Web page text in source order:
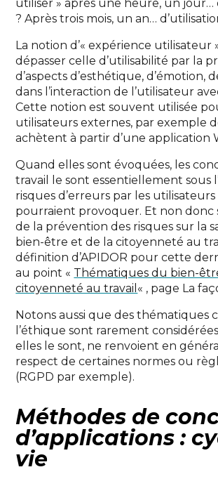
utiliser » après une heure, un jour…
? Après trois mois, un an…
La notion d’« expérience utilisateur
dépasser celle d’utilisabilité par la
d’aspects d’esthétique, d’émotion,
dans l’interaction de l’utilisateur
Cette notion est souvent utilisée
utilisateurs externes, par exemple
achètent à partir d’une application
Quand elles sont évoquées, les
travail le sont essentiellement sous
risques d’erreurs par les utilisateurs
pourraient provoquer. Et non donc
de la prévention des risques sur la
bien-être et de la citoyenneté au
définition d’APIDOR pour cette
au point « Thématiques du bien-
citoyenneté au travail « , page La
Notons aussi que des thématiques
l’éthique sont rarement
elles le sont, ne renvoient en
respect de certaines normes ou
(RGPD par exemple).
Méthodes de
d’applications :
vie